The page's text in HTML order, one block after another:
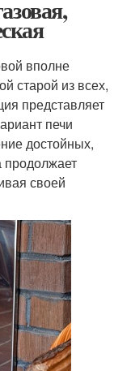
вполне
старой из всех,
представляет
печи
достойных,
продолжает
своей